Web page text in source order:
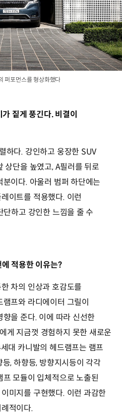
퍼포먼스를 형상화했다
짙게 풍긴다. 비결이
하다. 강인하고 웅장한 SUV
상단을 높였고, A필러를 뒤로
이다. 아울러 범퍼 하단에는
이트를 적용했다. 이런
하고 강인한 느낌을 줄 수
적용한 이유는?
차의 인상과 호감도를
프와 라디에이터 그릴이
을 준다. 이에 따라 신선한
게 지금껏 경험하지 못한 새로운
대 카니발의 헤드램프는 램프
, 하향등, 방향지시등이 각각
모듈이 입체적으로 노출된
미지를 구현했다. 이런 과감한
적이다.